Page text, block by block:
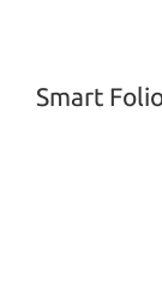
Smart